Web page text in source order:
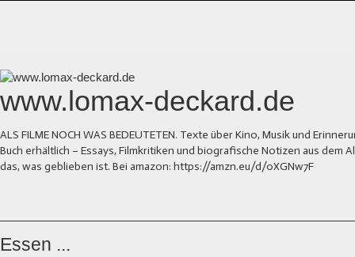
www.lomax-deckard.de
ALS FILME NOCH WAS BEDEUTETEN. Texte über Kino, Musik und
Buch erhältlich – Essays, Filmkritiken und biografische Notizen aus dem
das, was geblieben ist. Bei amazon: https://amzn.eu/d/0XGNw7F
Essen ...